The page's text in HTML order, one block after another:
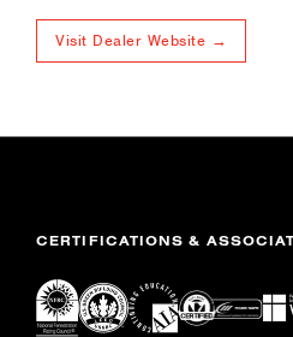
Visit Dealer Website →
CERTIFICATIONS &